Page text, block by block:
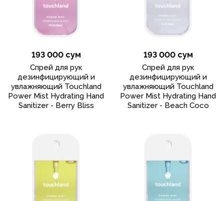
193 000 сум
Спрей для рук
дезинфицирующий и
увлажняющий Touchland
Power Mist Hydrating Hand
Sanitizer - Berry Bliss
193 000 сум
Спрей для рук
дезинфицирующий и
увлажняющий Touchland
Power Mist Hydrating Hand
Sanitizer - Beach Coco